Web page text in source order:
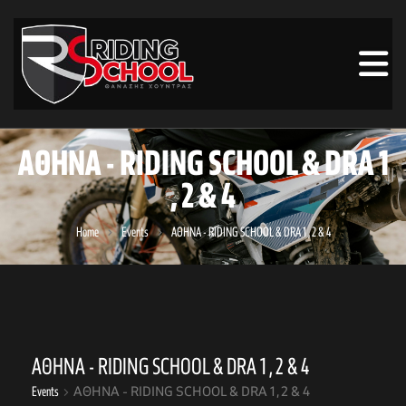
ΑΘΗΝΑ - RIDING SCHOOL & DRA 1
, 2 & 4
Home Events ΑΘΗΝΑ - RIDING SCHOOL & DRA 1 , 2 & 4
ΑΘΗΝΑ - RIDING SCHOOL & DRA 1 , 2 & 4
Events ΑΘΗΝΑ - RIDING SCHOOL & DRA 1 , 2 & 4